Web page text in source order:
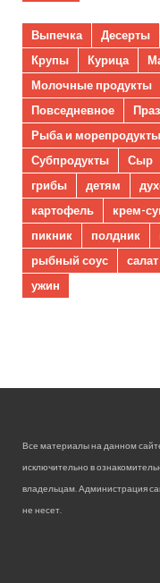
Выпечка Десерты
Крупы
Курица
Молочные продукты
Повседневное
Рыба и морепродукты
Субпродукты
Сыр
грибы
детям
картофель
крем-
пикник
полдник
рыбный соус
салат
ужин
Все материалы на данном
исключительно в
владельцам. Администрация
не несет.